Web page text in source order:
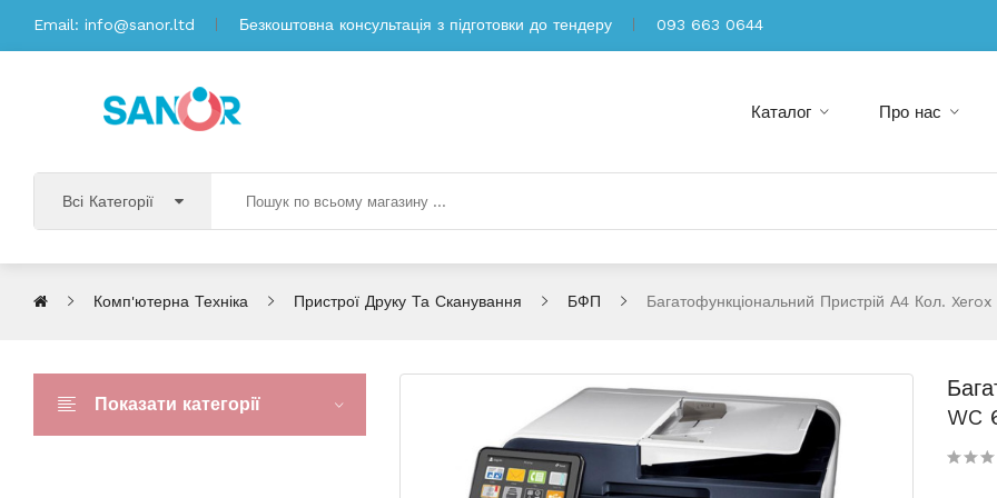
Email: info@sanor.ltd Безкоштовна консультація з підготовки до тендеру 093 663 0644
Каталог Про нас
Всі Категорії
Комп'ютерна Техніка Пристрої Друку Та Сканування БФП Багатофункціональний Пристрій А4 Кол.
Показати категорії
WC